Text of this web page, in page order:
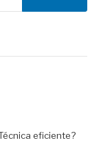
eficiente?